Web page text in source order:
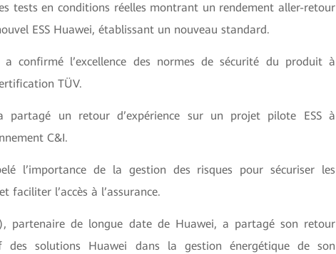
tests en conditions réelles montrant un rendement aller-retour
ESS Huawei, établissant un nouveau standard.
a confirmé l’excellence des normes de sécurité du produit à
TÜV.
partagé un retour d’expérience sur un projet pilote ESS à
C&I.
l’importance de la gestion des risques pour sécuriser les
faciliter l’accès à l’assurance.
partenaire de longue date de Huawei, a partagé son retour
des solutions Huawei dans la gestion énergétique de son